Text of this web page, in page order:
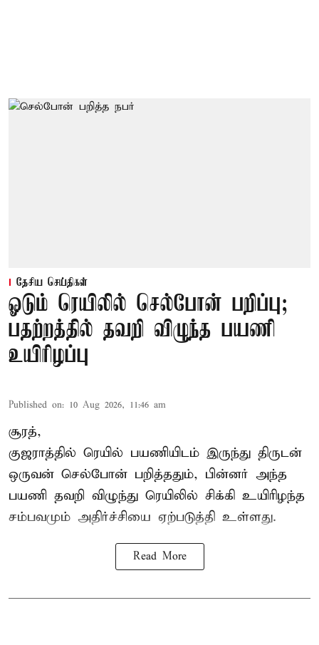
தேசிய செய்திகள்
ஓடும் ரெயிலில் செல்போன் பறிப்பு;
பதற்றத்தில் தவறி விழுந்த பயணி
உயிரிழப்பு
Published on: 10 Aug 2026, 11:46 am
சூரத்,
குஜராத்தில் ரெயில் பயணியிடம் இருந்து திருடன்
ஒருவன் செல்போன் பறித்ததும், பின்னர் அந்த
பயணி தவறி விழுந்து ரெயிலில் சிக்கி உயிரிழந்த
சம்பவமும் அதிர்ச்சியை ஏற்படுத்தி உள்ளது.
Read More